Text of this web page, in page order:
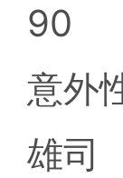
90
意外
雄司